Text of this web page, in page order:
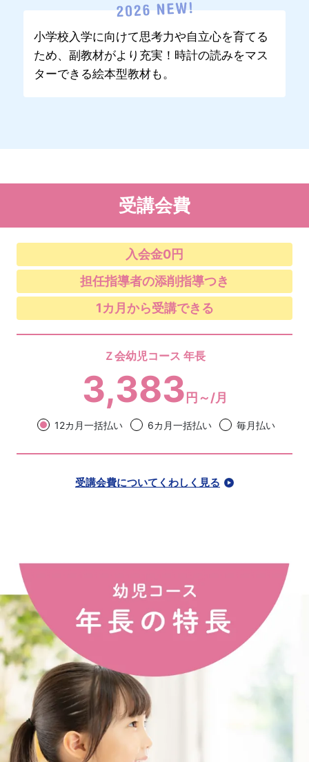
小学校入学に向けて思考力や自立心を育てる
ため、副教材がより充実！時計の読みをマス
ターできる絵本型教材も。
受講会費
入会金0円
担任指導者の添削指導つき
1カ月から受講できる
Ｚ会幼児コース 年長
3,383 円～/月
12カ月一括払い 6カ月一括払い 毎月払い
受講会費についてくわしく見る